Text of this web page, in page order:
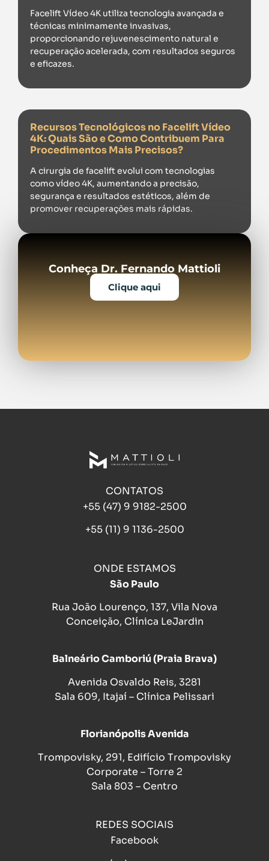
Facelift Vídeo 4K utiliza tecnologia avançada e
técnicas minimamente invasivas,
proporcionando rejuvenescimento natural e
recuperação acelerada, com resultados seguros
e eficazes.
Recursos Tecnológicos no Facelift Vídeo
4K: Quais São e Como Contribuem Para
Procedimentos Mais Precisos?
A cirurgia de facelift evolui com tecnologias
como vídeo 4K, aumentando a precisão,
segurança e resultados estéticos, além de
promover recuperações mais rápidas.
Conheça Dr. Fernando Mattioli
Clique aqui
CONTATOS
+55 (47) 9 9182-2500
+55 (11) 9 1136-2500
ONDE ESTAMOS
São Paulo
Rua João Lourenço, 137, Vila Nova
Conceição, Clínica LeJardin
Balneário Camboriú (Praia Brava)
Avenida Osvaldo Reis, 3281
Sala 609, Itajaí – Clínica Pelissari
Florianópolis Avenida
Trompovisky, 291, Edifício Trompovisky
Corporate – Torre 2
Sala 803 – Centro
REDES SOCIAIS
Facebook